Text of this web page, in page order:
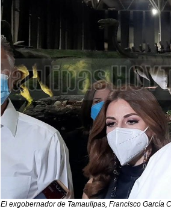
El exgobernador de Tamaulipas, Francisco García